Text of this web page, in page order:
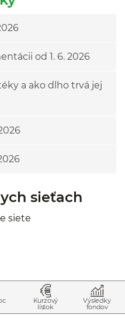
od 1. 6. 2026
a ako dlho trvá jej
sieťach
siete
Kurzový
lístok
Výsledky
fondov